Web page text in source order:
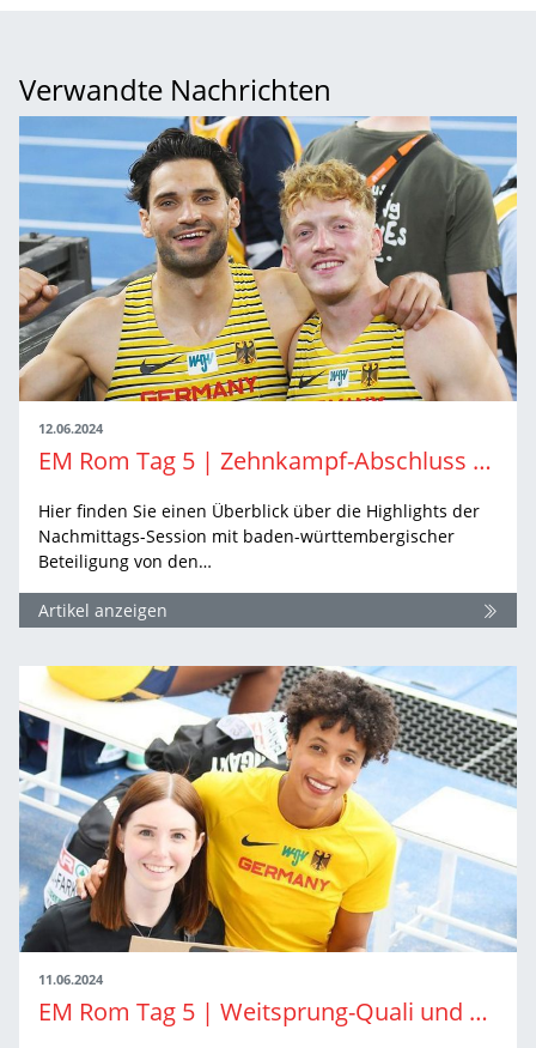
Verwandte Nachrichten
12.06.2024
EM Rom Tag 5 | Zehnkampf-Abschluss und 10.000 Meter-Finale
Hier finden Sie einen Überblick über die Highlights der
Nachmittags-Session mit baden-württembergischer
Beteiligung von den…
Artikel anzeigen
11.06.2024
EM Rom Tag 5 | Weitsprung-Quali und Tag 2 des Zehnkampfs